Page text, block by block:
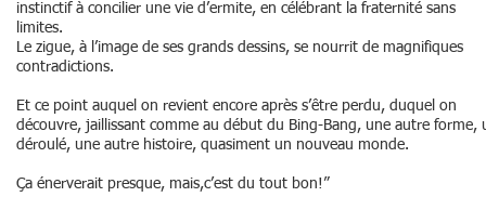
instinctif à concilier une vie d’ermite, en célébrant la fraternité sans
limites.
Le zigue, à l’image de ses grands dessins, se nourrit de magnifiques
contradictions.
Et ce point auquel on revient encore après s’être perdu, duquel on
découvre, jaillissant comme au début du Bing-Bang, une autre forme,
déroulé, une autre histoire, quasiment un nouveau monde.
Ça énerverait presque, mais,c’est du tout bon!”